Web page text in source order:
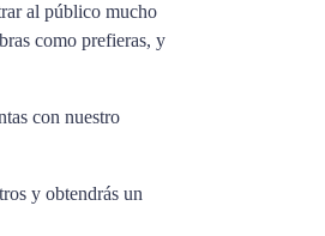
al público mucho
como prefieras, y
con nuestro
y obtendrás un